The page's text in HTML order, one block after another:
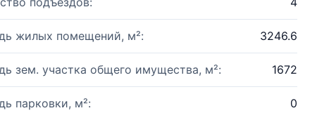
жилых помещений, м²: 3246.6
зем. участка общего имущества, м²: 1672
парковки, м²: 0